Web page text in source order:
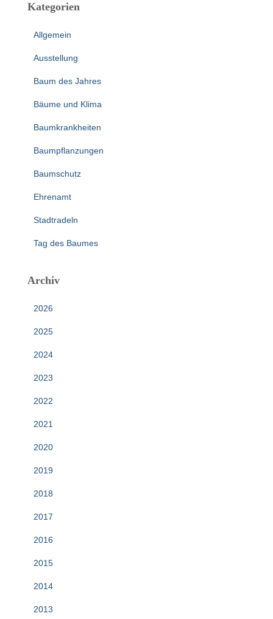
Kategorien
Allgemein
Ausstellung
Baum des Jahres
Bäume und Klima
Baumkrankheiten
Baumpflanzungen
Baumschutz
Ehrenamt
Stadtradeln
Tag des Baumes
Archiv
2026
2025
2024
2023
2022
2021
2020
2019
2018
2017
2016
2015
2014
2013